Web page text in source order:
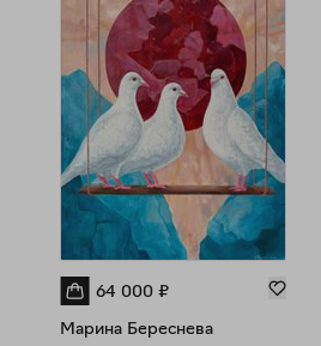
64 000 ₽
Марина Береснева